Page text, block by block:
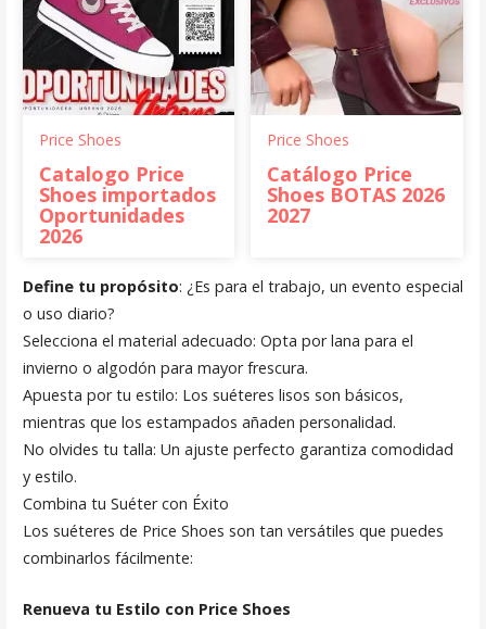
Price Shoes
Catalogo Price
Shoes importados
Oportunidades
2026
Price Shoes
Catálogo Price
Shoes BOTAS 2026
2027
Define tu propósito: ¿Es para el trabajo, un evento especial
o uso diario?
Selecciona el material adecuado: Opta por lana para el
invierno o algodón para mayor frescura.
Apuesta por tu estilo: Los suéteres lisos son básicos,
mientras que los estampados añaden personalidad.
No olvides tu talla: Un ajuste perfecto garantiza comodidad
y estilo.
Combina tu Suéter con Éxito
Los suéteres de Price Shoes son tan versátiles que puedes
combinarlos fácilmente:
Renueva tu Estilo con Price Shoes